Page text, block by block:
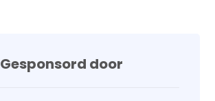
Gesponsord door